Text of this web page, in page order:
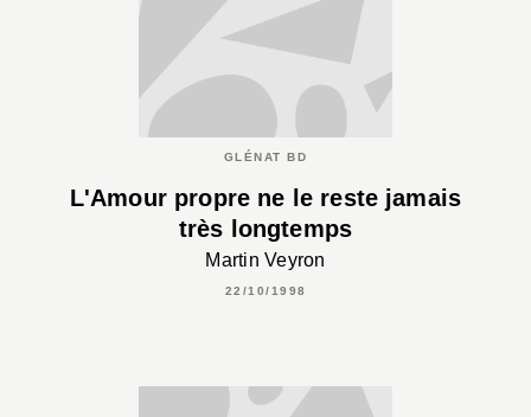
GLÉNAT BD
L'Amour propre ne le reste jamais
très longtemps
Martin Veyron
22/10/1998